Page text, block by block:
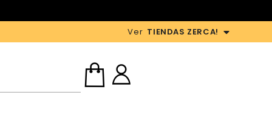
Ver TIENDAS ZERCA!